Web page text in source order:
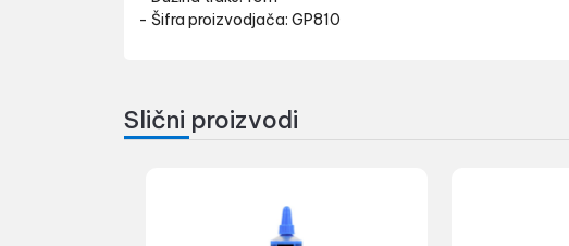
- Šifra proizvodjača: GP810
Slični proizvodi